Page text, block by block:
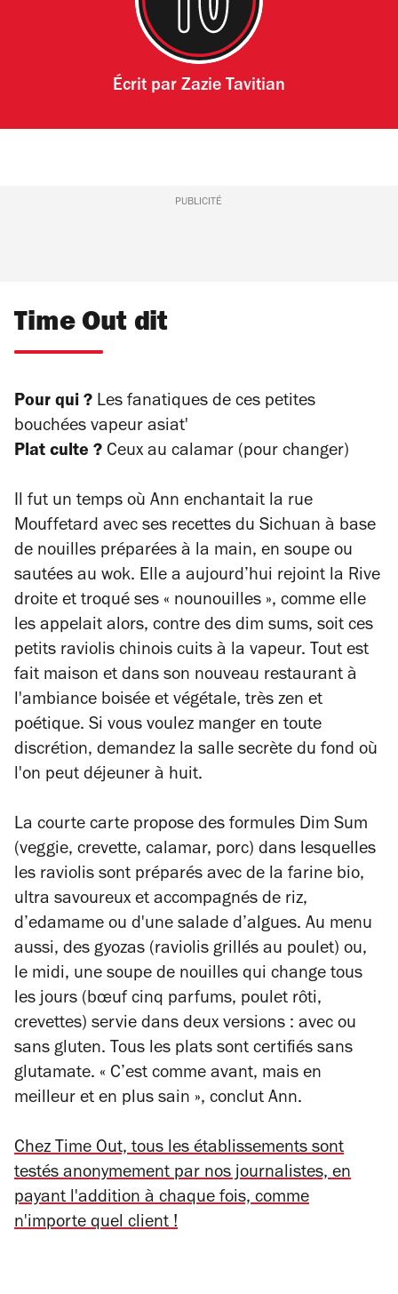
Écrit par Zazie Tavitian
PUBLICITÉ
Time Out dit
Pour qui ? Les fanatiques de ces petites
bouchées vapeur asiat'
Plat culte ? Ceux au calamar (pour changer)
Il fut un temps où Ann enchantait la rue
Mouffetard avec ses recettes du Sichuan à base
de nouilles préparées à la main, en soupe ou
sautées au wok. Elle a aujourd’hui rejoint la Rive
droite et troqué ses « nounouilles », comme elle
les appelait alors, contre des dim sums, soit ces
petits raviolis chinois cuits à la vapeur. Tout est
fait maison et dans son nouveau restaurant à
l'ambiance boisée et végétale, très zen et
poétique. Si vous voulez manger en toute
discrétion, demandez la salle secrète du fond où
l'on peut déjeuner à huit.
La courte carte propose des formules Dim Sum
(veggie, crevette, calamar, porc) dans lesquelles
les raviolis sont préparés avec de la farine bio,
ultra savoureux et accompagnés de riz,
d’edamame ou d'une salade d’algues. Au menu
aussi, des gyozas (raviolis grillés au poulet) ou,
le midi, une soupe de nouilles qui change tous
les jours (bœuf cinq parfums, poulet rôti,
crevettes) servie dans deux versions : avec ou
sans gluten. Tous les plats sont certifiés sans
glutamate. « C’est comme avant, mais en
meilleur et en plus sain », conclut Ann.
Chez Time Out, tous les établissements sont
testés anonymement par nos journalistes, en
payant l'addition à chaque fois, comme
n'importe quel client !